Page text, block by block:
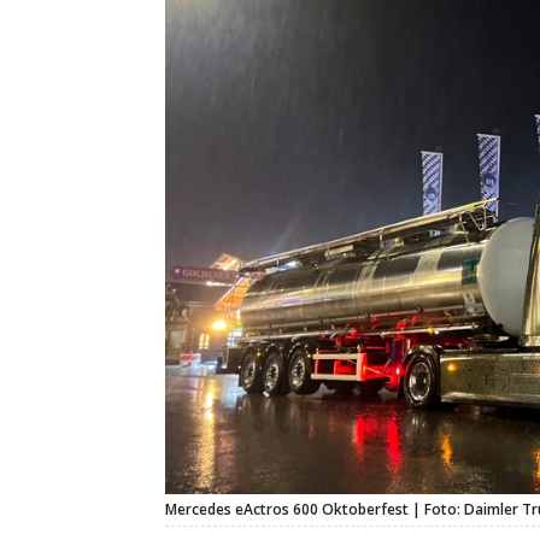
Mercedes eActros 600 Oktoberfest | Foto: Daimler